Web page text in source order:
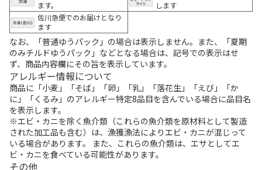
ます。
します
佐川急便でのお届けとなり
ます
なお、「普通ゆうパック」の場合は表示しません。また、「夏期
のみチルドゆうパック」などとなる場合は、記号での表示はせ
ず、商品内容欄にその旨を表示しています。
アレルギー情報について
商品に「小麦」「そば」「卵」「乳」「落花生」「えび」「か
に」「くるみ」のアレルギー特定8品目を含んでいる場合に品目名
を表示します。
※エビ・カニを除く魚介類（これらの魚介類を原材料として製造
された加工品も含む）は、漁獲漁法によりエビ・カニが混じって
いる場合があります。 また、これらの魚介類は、エサとしてエ
ビ・カニを食べている可能性があります。
その他